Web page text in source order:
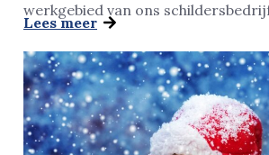
werkgebied van ons
Lees meer